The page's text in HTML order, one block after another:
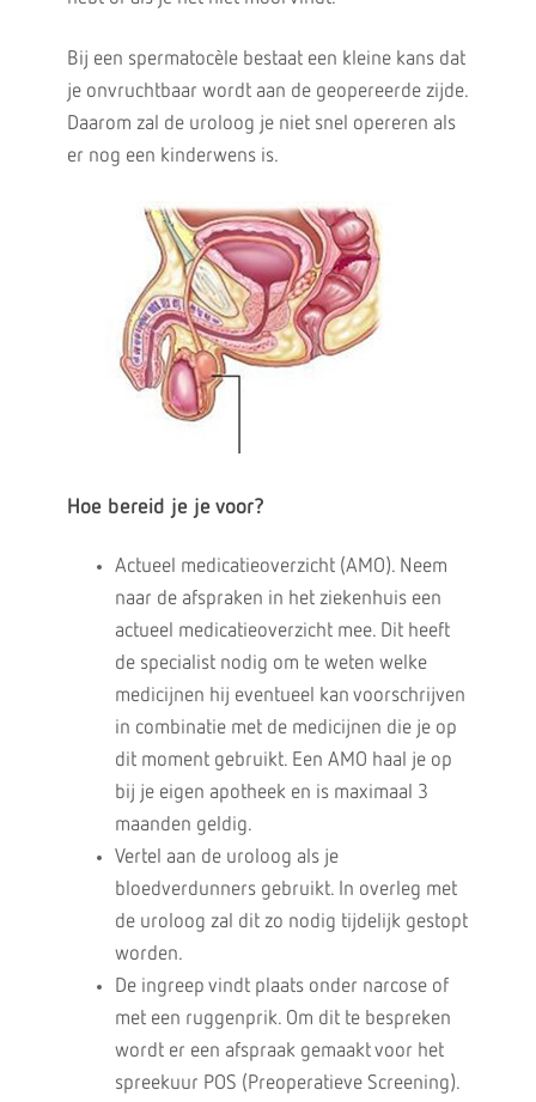
Bij een spermatocèle bestaat een kleine kans dat
je onvruchtbaar wordt aan de geopereerde zijde.
Daarom zal de uroloog je niet snel opereren als
er nog een kinderwens is.
Hoe bereid je je voor?
Actueel medicatieoverzicht (AMO). Neem
naar de afspraken in het ziekenhuis een
actueel medicatieoverzicht mee. Dit heeft
de specialist nodig om te weten welke
medicijnen hij eventueel kan voorschrijven
in combinatie met de medicijnen die je op
dit moment gebruikt. Een AMO haal je op
bij je eigen apotheek en is maximaal 3
maanden geldig.
Vertel aan de uroloog als je
bloedverdunners gebruikt. In overleg met
de uroloog zal dit zo nodig tijdelijk gestopt
worden.
De ingreep vindt plaats onder narcose of
met een ruggenprik. Om dit te bespreken
wordt er een afspraak gemaakt voor het
spreekuur POS (Preoperatieve Screening).